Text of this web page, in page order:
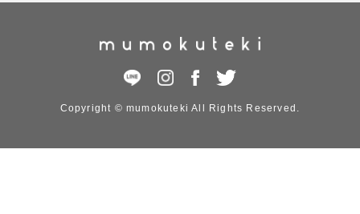
Copyright © mumokuteki All Rights Reserved.